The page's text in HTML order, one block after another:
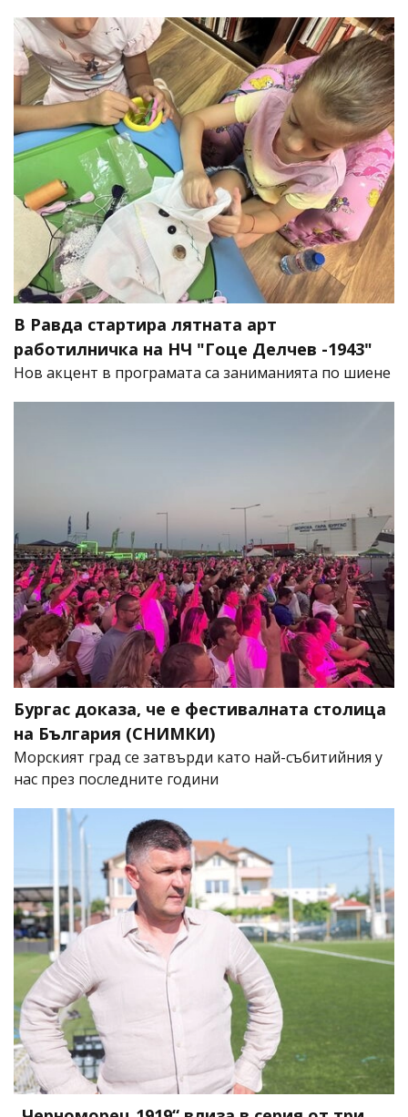
В Равда стартира лятната арт
работилничка на НЧ "Гоце Делчев -1943"
Нов акцент в програмата са заниманията по шиене
Бургас доказа, че е фестивалната столица
на България (СНИМКИ)
Морският град се затвърди като най-събитийния у
нас през последните години